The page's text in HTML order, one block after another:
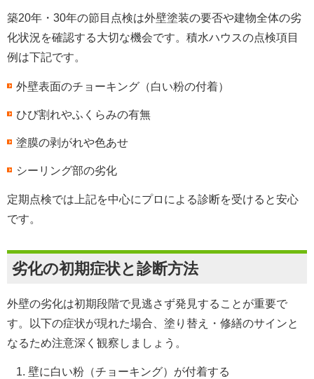
築20年・30年の節目点検は外壁塗装の要否や建物全体の劣
化状況を確認する大切な機会です。積水ハウスの点検項目
例は下記です。
外壁表面のチョーキング（白い粉の付着）
ひび割れやふくらみの有無
塗膜の剥がれや色あせ
シーリング部の劣化
定期点検では上記を中心にプロによる診断を受けると安心
です。
劣化の初期症状と診断方法
外壁の劣化は初期段階で見逃さず発見することが重要で
す。以下の症状が現れた場合、塗り替え・修繕のサインと
なるため注意深く観察しましょう。
壁に白い粉（チョーキング）が付着する